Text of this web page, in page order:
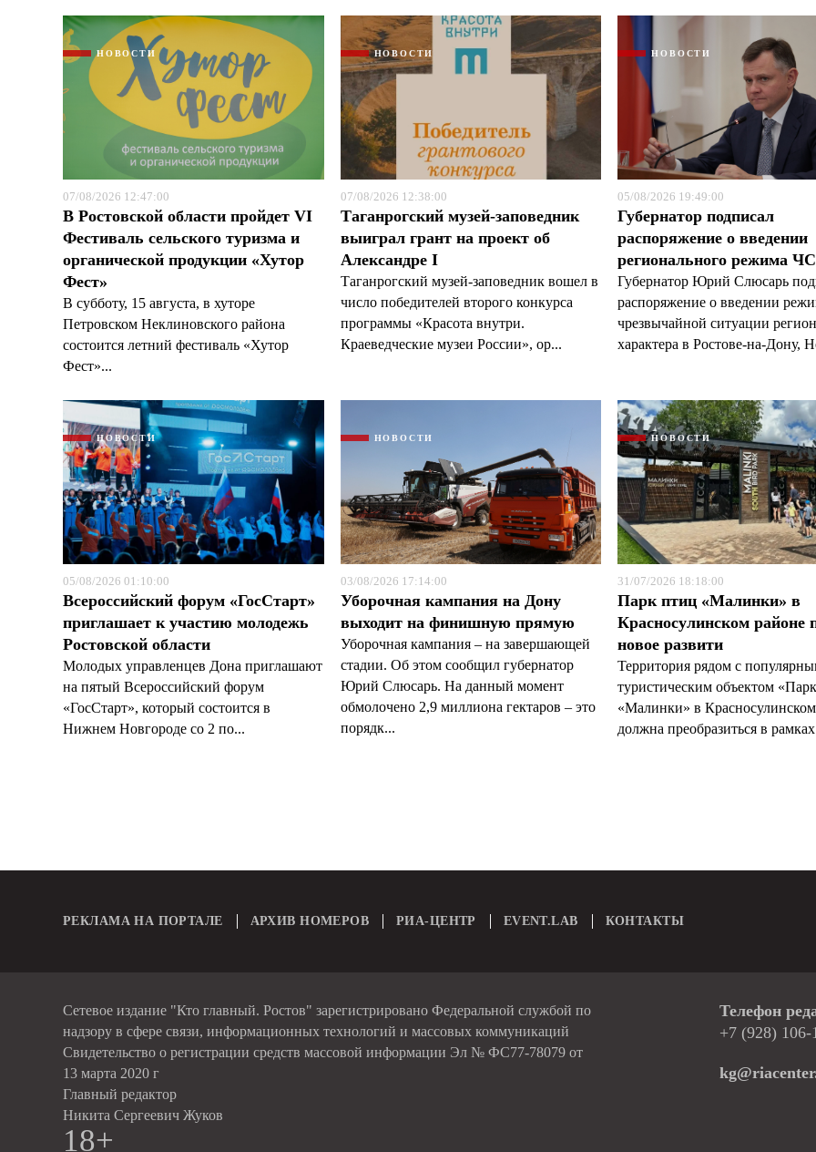
НОВОСТИ
07/08/2026 12:47:00
В Ростовской области пройдет VI
Фестиваль сельского туризма и
органической продукции «Хутор
Фест»
В субботу, 15 августа, в хуторе
Петровском Неклиновского района
состоится летний фестиваль «Хутор
Фест»...
НОВОСТИ
07/08/2026 12:38:00
Таганрогский музей-заповедник
выиграл грант на проект об
Александре I
Таганрогский музей-заповедник вошел в
число победителей второго конкурса
программы «Красота внутри.
Краеведческие музеи России», ор...
НОВОСТИ
05/08/2026 19:49:00
Губернатор подписал
распоряжение о введении
регионального режима ЧС
Губернатор Юрий Слюсарь
распоряжение о введении
чрезвычайной ситуации
характера в Ростове-на-Дону,
НОВОСТИ
05/08/2026 01:10:00
Всероссийский форум «ГосСтарт»
приглашает к участию молодежь
Ростовской области
Молодых управленцев Дона приглашают
на пятый Всероссийский форум
«ГосСтарт», который состоится в
Нижнем Новгороде со 2 по...
НОВОСТИ
03/08/2026 17:14:00
Уборочная кампания на Дону
выходит на финишную прямую
Уборочная кампания – на завершающей
стадии. Об этом сообщил губернатор
Юрий Слюсарь. На данный момент
обмолочено 2,9 миллиона гектаров – это
порядк...
НОВОСТИ
31/07/2026 18:18:00
Парк птиц «Малинки» в
Красносулинском районе
новое развити
Территория рядом с
туристическим объектом
«Малинки» в
должна преобразиться в
Я согласен сполитикой конфиденциальности и защиты
РЕКЛАМА НА ПОРТАЛЕ АРХИВ НОМЕРОВ РИА-ЦЕНТР EVENT.LAB КОНТАКТЫ
Сетевое издание "Кто главный. Ростов" зарегистрировано Федеральной службой по
надзору в сфере связи, информационных технологий и массовых коммуникаций
Свидетельство о регистрации средств массовой информации Эл № ФС77-78079 от
13 марта 2020 г
Главный редактор
Никита Сергеевич Жуков
18+
Телефон
+7 (928) 106-
Я согласен сполитикой конфиденциальности и защиты